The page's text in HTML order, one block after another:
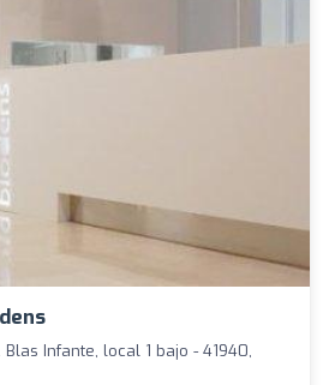
Infante, local 1 bajo - 41940,